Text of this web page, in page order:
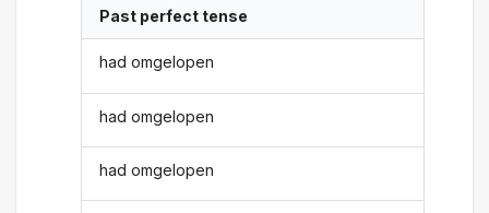
Past perfect tense
had omgelopen
had omgelopen
had omgelopen